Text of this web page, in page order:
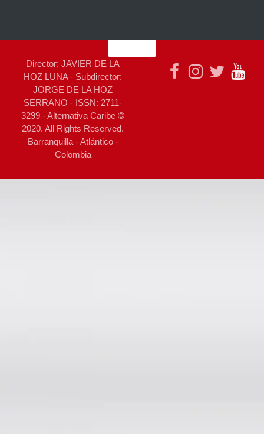
Director: JAVIER DE LA
HOZ LUNA - Subdirector:
JORGE DE LA HOZ
SERRANO - ISSN: 2711-
3299 - Alternativa Caribe ©
2020. All Rights Reserved.
Barranquilla - Atlántico -
Colombia